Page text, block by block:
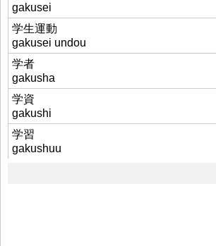
gakusei
学生運動
gakusei undou
学者
gakusha
学資
gakushi
学習
gakushuu